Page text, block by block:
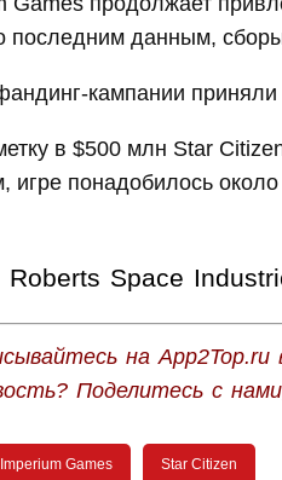
последним данным,
кампании
в $500 млн Star
игре понадобилось
Roberts Space
на App2Top.ru
Поделитесь с
Games Star Citizen